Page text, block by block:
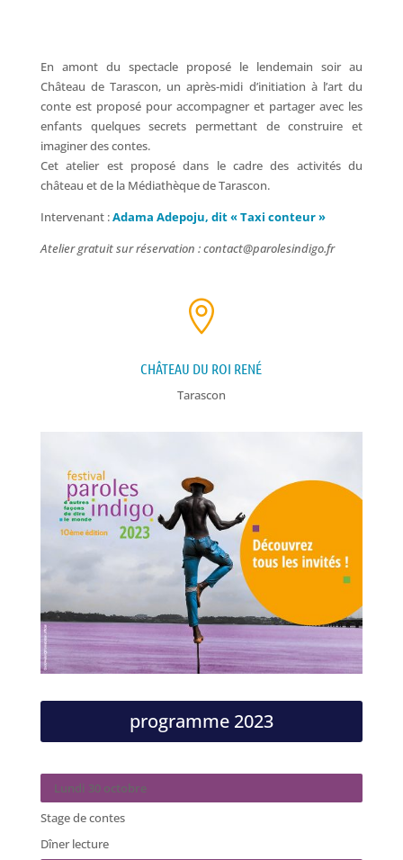
En amont du spectacle proposé le lendemain soir au
Château de Tarascon, un après-midi d’initiation à l’art du
conte est proposé pour accompagner et partager avec les
enfants quelques secrets permettant de construire et
imaginer des contes.
Cet atelier est proposé dans le cadre des activités du
château et de la Médiathèque de Tarascon.
Intervenant :Adama Adepoju, dit « Taxi conteur »
Atelier gratuit sur réservation : contact@parolesindigo.fr

CHÂTEAU DU ROI RENÉ
Tarascon
programme 2023
Lundi 30 octobre
Stage de contes
Dîner lecture